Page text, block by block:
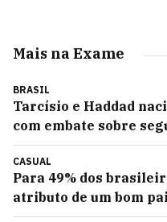
Mais na Exame
BRASIL
Tarcísio e Haddad
com embate sobre
CASUAL
Para 49% dos
atributo de um bom pai